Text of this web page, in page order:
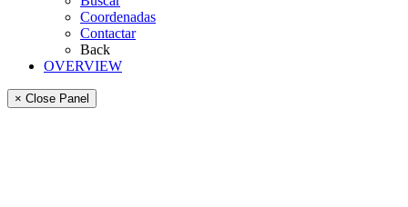
Coordenadas
Contactar
Back
OVERVIEW
× Close Panel